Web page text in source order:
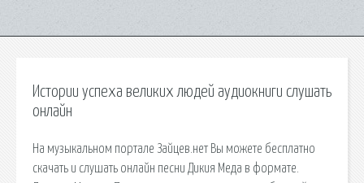
Истории успеха великих людей аудиокниги слушать
онлайн
На музыкальном портале Зайцев.нет Вы можете бесплатно
скачать и слушать онлайн песни Дикия Меда в формате.